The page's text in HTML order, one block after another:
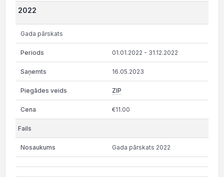
2022
Gada pārskats
01.01.2022 - 31.12.2022
16.05.2023
ZIP
€11.00
Gada pārskats 2022